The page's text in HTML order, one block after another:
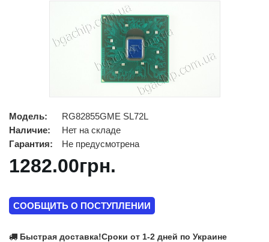
Модель:
RG82855GME SL72L
Наличие:
Нет на складе
Гарантия:
Не предусмотрена
1282.00грн.
СООБЩИТЬ О ПОСТУПЛЕНИИ
Быстрая доставка!Сроки от 1-2 дней по Украине